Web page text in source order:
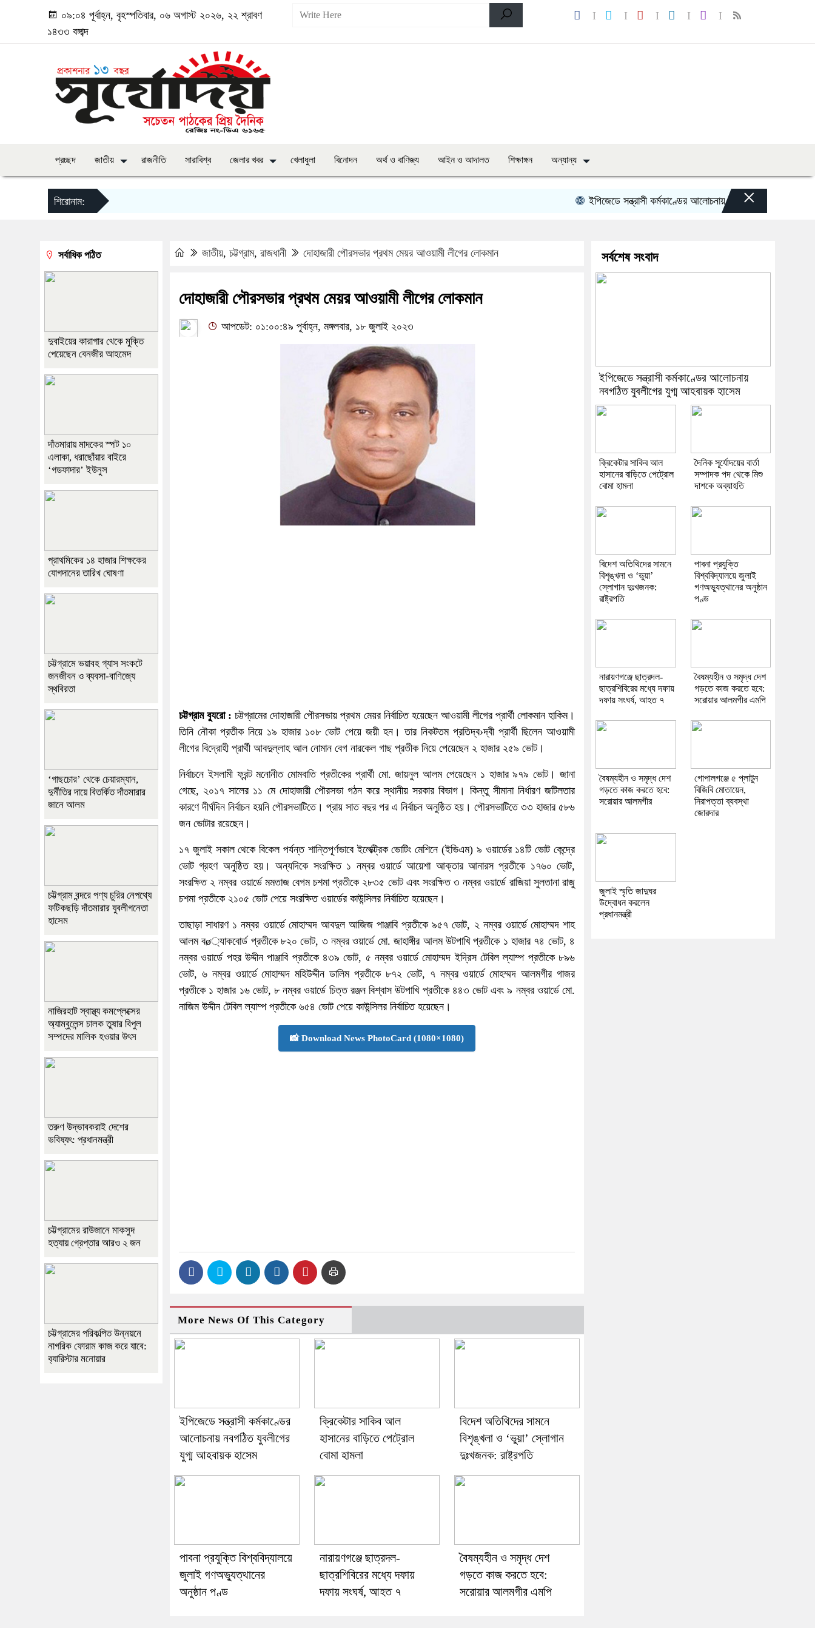
০৯:০৪ পূর্বাহ্ন, বৃহস্পতিবার, ০৬ অগাস্ট ২০২৬, ২২ শ্রাবণ
১৪৩৩ বঙ্গাব্দ
প্রচ্ছদ জাতীয় রাজনীতি সারাবিশ্ব জেলার খবর খেলাধুলা বিনোদন অর্থ ও বাণিজ্য আইন ও আদালত শিক্ষাঙ্গন অন্যান্য
শিরোনাম: ইপিজেডে সন্ত্রাসী কর্মকাণ্ডের আলোচনায় নবগঠিত যুবলীগের যুগ্ম আহবায়ক
×
জাতীয়, চট্টগ্রাম, রাজধানী দোহাজারী পৌরসভার প্রথম মেয়র আওয়ামী লীগের লোকমান
দোহাজারী পৌরসভার প্রথম মেয়র আওয়ামী লীগের লোকমান
আপডেট: ০১:০০:৪৯ পূর্বাহ্ন, মঙ্গলবার, ১৮ জুলাই ২০২৩
চট্টগ্রাম ব্যুরো : চট্টগ্রামের দোহাজারী পৌরসভায় প্রথম মেয়র নির্বাচিত হয়েছেন আওয়ামী লীগের প্রার্থী লোকমান হাকিম।
তিনি নৌকা প্রতীক নিয়ে ১৯ হাজার ১০৮ ভোট পেয়ে জয়ী হন। তার নিকটতম প্রতিদ্ব›দ্বী প্রার্থী ছিলেন আওয়ামী
লীগের বিদ্রোহী প্রার্থী আবদুল্লাহ আল নোমান বেগ নারকেল গাছ প্রতীক নিয়ে পেয়েছেন ২ হাজার ২৫৯ ভোট।
নির্বাচনে ইসলামী ফ্রন্ট মনোনীত মোমবাতি প্রতীকের প্রার্থী মো. জায়নুল আলম পেয়েছেন ১ হাজার ৯৭৯ ভোট। জানা
গেছে, ২০১৭ সালের ১১ মে দোহাজারী পৌরসভা গঠন করে স্থানীয় সরকার বিভাগ। কিন্তু সীমানা নির্ধারণ জটিলতার
কারণে দীর্ঘদিন নির্বাচন হয়নি পৌরসভাটিতে। প্রায় সাত বছর পর এ নির্বাচন অনুষ্ঠিত হয়। পৌরসভাটিতে ৩৩ হাজার ৫৮৬
জন ভোটার রয়েছেন।
১৭ জুলাই সকাল থেকে বিকেল পর্যন্ত শান্তিপূর্ণভাবে ইলেক্ট্রিক ভোটিং মেশিনে (ইভিএম) ৯ ওয়ার্ডের ১৪টি ভোট কেন্দ্রে
ভোট গ্রহণ অনুষ্ঠিত হয়। অন্যদিকে সংরক্ষিত ১ নম্বর ওয়ার্ডে আয়েশা আক্তার আনারস প্রতীকে ১৭৬০ ভোট,
সংরক্ষিত ২ নম্বর ওয়ার্ডে মমতাজ বেগম চশমা প্রতীকে ২৮৩৫ ভোট এবং সংরক্ষিত ৩ নম্বর ওয়ার্ডে রাজিয়া সুলতানা রাজু
চশমা প্রতীকে ২১০৫ ভোট পেয়ে সংরক্ষিত ওয়ার্ডের কাউন্সিলর নির্বাচিত হয়েছেন।
তাছাড়া সাধারণ ১ নম্বর ওয়ার্ডে মোহাম্মদ আবদুল আজিজ পাঞ্জাবি প্রতীকে ৯৫৭ ভোট, ২ নম্বর ওয়ার্ডে মোহাম্মদ শাহ
আলম বø্যাকবোর্ড প্রতীকে ৮২০ ভোট, ৩ নম্বর ওয়ার্ডে মো. জাহাঙ্গীর আলম উটপাখি প্রতীকে ১ হাজার ৭৪ ভোট, ৪
নম্বর ওয়ার্ডে পহর উদ্দীন পাঞ্জাবি প্রতীকে ৪৩৯ ভোট, ৫ নম্বর ওয়ার্ডে মোহাম্মদ ইদ্রিস টেবিল ল্যাম্প প্রতীকে ৮৯৬
ভোট, ৬ নম্বর ওয়ার্ডে মোহাম্মদ মহিউদ্দীন ডালিম প্রতীকে ৮৭২ ভোট, ৭ নম্বর ওয়ার্ডে মোহম্মদ আলমগীর গাজর
প্রতীকে ১ হাজার ১৬ ভোট, ৮ নম্বর ওয়ার্ডে চিত্ত রঞ্জন বিশ্বাস উটপাখি প্রতীকে ৪৪৩ ভোট এবং ৯ নম্বর ওয়ার্ডে মো.
নাজিম উদ্দীন টেবিল ল্যাম্প প্রতীকে ৬৫৪ ভোট পেয়ে কাউন্সিলর নির্বাচিত হয়েছেন।
📸 Download News PhotoCard (1080×1080)
More News Of This Category
ইপিজেডে সন্ত্রাসী কর্মকাণ্ডের
আলোচনায় নবগঠিত যুবলীগের
যুগ্ম আহবায়ক হাসেম
ক্রিকেটার সাকিব আল
হাসানের বাড়িতে পেট্রোল
বোমা হামলা
বিদেশ অতিথিদের সামনে
বিশৃঙ্খলা ও ‘ভুয়া’ স্লোগান
দুঃখজনক: রাষ্ট্রপতি
পাবনা প্রযুক্তি বিশ্ববিদ্যালয়ে
জুলাই গণঅভ্যুত্থানের
অনুষ্ঠান পণ্ড
নারায়ণগঞ্জে ছাত্রদল-
ছাত্রশিবিরের মধ্যে দফায়
দফায় সংঘর্ষ, আহত ৭
বৈষম্যহীন ও সমৃদ্ধ দেশ
গড়তে কাজ করতে হবে:
সরোয়ার আলমগীর এমপি
সর্বাধিক পঠিত
দুবাইয়ের কারাগার থেকে মুক্তি
পেয়েছেন বেনজীর আহমেদ
দাঁতমারায় মাদকের স্পট ১০
এলাকা, ধরাছোঁয়ার বাইরে
‘গডফাদার’ ইউনুস
প্রাথমিকের ১৪ হাজার শিক্ষকের
যোগদানের তারিখ ঘোষণা
চট্টগ্রামে ভয়াবহ গ্যাস সংকটে
জনজীবন ও ব্যবসা-বাণিজ্যে
স্থবিরতা
‘গাছচোর’ থেকে চেয়ারম্যান,
দুর্নীতির দায়ে বিতর্কিত দাঁতমারার
জানে আলম
চট্টগ্রাম বন্দরে পণ্য চুরির নেপথ্যে
ফটিকছড়ি দাঁতমারার যুবলীগনেতা
হাসেম
নাজিরহাট স্বাস্থ্য কমপ্লেক্সের
অ্যাম্বুলেন্স চালক তুষার বিপুল
সম্পদের মালিক হওয়ার উৎস
তরুণ উদ্ভাবকরাই দেশের
ভবিষ্যৎ: প্রধানমন্ত্রী
চট্টগ্রামের রাউজানে মাকসুদ
হত্যায় গ্রেপ্তার আরও ২ জন
চট্টগ্রামের পরিকল্পিত উন্নয়নে
নাগরিক ফোরাম কাজ করে যাবে:
ব‍্যারিস্টার মনোয়ার
সর্বশেষ সংবাদ
ইপিজেডে সন্ত্রাসী কর্মকাণ্ডের আলোচনায়
নবগঠিত যুবলীগের যুগ্ম আহবায়ক হাসেম
ক্রিকেটার সাকিব আল
হাসানের বাড়িতে পেট্রোল
বোমা হামলা
দৈনিক সূর্যোদয়ের বার্তা
সম্পাদক পদ থেকে মিশু
দাশকে অব্যাহতি
বিদেশ অতিথিদের সামনে
বিশৃঙ্খলা ও ‘ভুয়া’
স্লোগান দুঃখজনক:
রাষ্ট্রপতি
পাবনা প্রযুক্তি
বিশ্ববিদ্যালয়ে জুলাই
গণঅভ্যুত্থানের অনুষ্ঠান
পণ্ড
নারায়ণগঞ্জে ছাত্রদল-
ছাত্রশিবিরের মধ্যে দফায়
দফায় সংঘর্ষ, আহত ৭
বৈষম্যহীন ও সমৃদ্ধ দেশ
গড়তে কাজ করতে হবে:
সরোয়ার আলমগীর এমপি
বৈষম্যহীন ও সমৃদ্ধ দেশ
গড়তে কাজ করতে হবে:
সরোয়ার আলমগীর
গোপালগঞ্জে ৫ প্লাটুন
বিজিবি মোতায়েন,
নিরাপত্তা ব্যবস্থা
জোরদার
জুলাই স্মৃতি জাদুঘর
উদ্বোধন করলেন
প্রধানমন্ত্রী